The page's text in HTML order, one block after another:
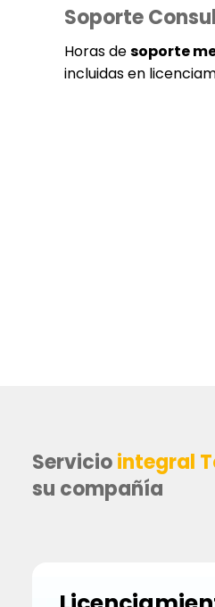
Soporte
Horas desoporte
incluidas en
Serviciointegral
su compañía